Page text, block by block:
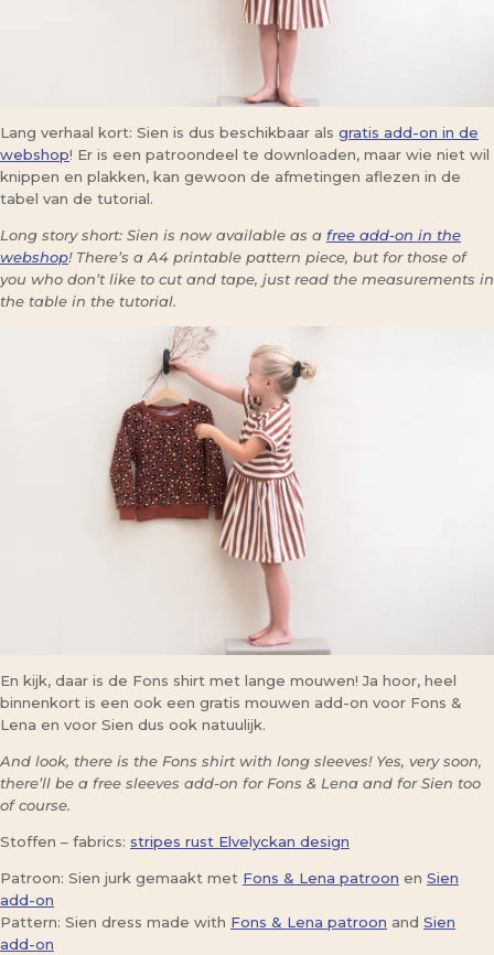
Lang verhaal kort: Sien is dus beschikbaar als gratis add-on in de
webshop! Er is een patroondeel te downloaden, maar wie niet wil
knippen en plakken, kan gewoon de afmetingen aflezen in de
tabel van de tutorial.
Long story short: Sien is now available as a free add-on in the
webshop! There’s a A4 printable pattern piece, but for those of
you who don’t like to cut and tape, just read the measurements in
the table in the tutorial.
En kijk, daar is de Fons shirt met lange mouwen! Ja hoor, heel
binnenkort is een ook een gratis mouwen add-on voor Fons &
Lena en voor Sien dus ook natuulijk.
And look, there is the Fons shirt with long sleeves! Yes, very soon,
there’ll be a free sleeves add-on for Fons & Lena and for Sien too
of course.
Stoffen – fabrics: stripes rust Elvelyckan design
Patroon: Sien jurk gemaakt met Fons & Lena patroon en Sien
add-on
Pattern: Sien dress made with Fons & Lena patroon and Sien
add-on